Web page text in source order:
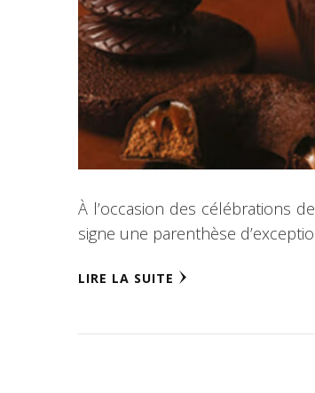
À l’occasion des célébrations
signe une parenthèse
LIRE LA SUITE